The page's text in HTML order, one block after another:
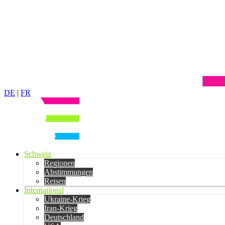
DE | FR
Schweiz
Regionen
Abstimmungen
Reisen
International
Ukraine-Krieg
Iran-Krieg
Deutschland